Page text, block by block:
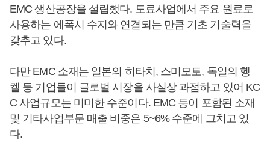
EMC 생산공장을 설립했다. 도료사업에서 주요 원료로
사용하는 에폭시 수지와 연결되는 만큼 기초 기술력을
갖추고 있다.
다만 EMC 소재는 일본의 히타치, 스미모토, 독일의 헹
켈 등 기업들이 글로벌 시장을 사실상 과점하고 있어 KC
C 사업규모는 미미한 수준이다. EMC 등이 포함된 소재
및 기타사업부문 매출 비중은 5~6% 수준에 그치고 있
다.